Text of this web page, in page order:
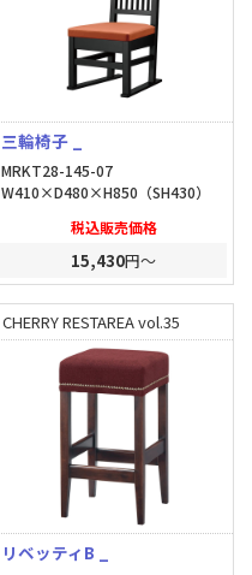
三輪椅子 _
MRKT28-145-07
W410×D480×H850（SH430）
税込販売価格
15,430円～
CHERRY RESTAREA vol.35
リベッティB _